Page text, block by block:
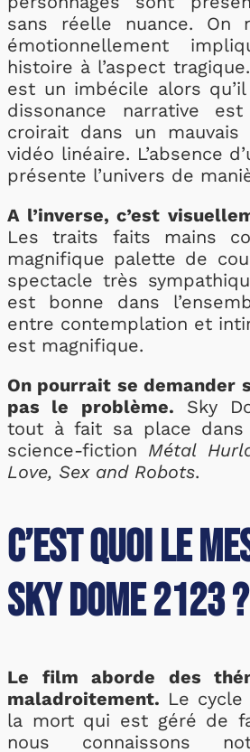
sans réelle nuance. On
émotionnellement
histoire à l’aspect
est un imbécile alors
dissonance narrative
croirait dans un
vidéo linéaire. L’absence
présente l’univers de
A l’inverse, c’est
Les traits faits mains
magnifique palette de
spectacle très
est bonne dans
entre contemplation et
est magnifique.
On pourrait se demander
pas le problème. Sky
tout à fait sa place dans
science-fiction Métal
Love, Sex and Robots.
C’est quoi le
Sky Dome 2123 ?
Le film aborde des
maladroitement. Le
la mort qui est géré de
nous connaissons